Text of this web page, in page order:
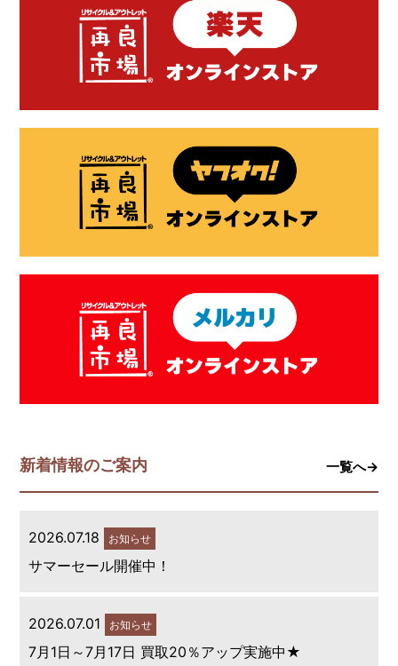
新着情報のご案内 一覧へ→
2026.07.18 お知らせ
サマーセール開催中！
2026.07.01 お知らせ
7月1日～7月17日 買取20％アップ実施中★